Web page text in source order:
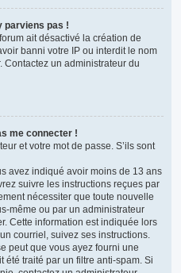
parviens pas !
ait désactivé la création de
banni votre IP ou interdit le nom
Contactez un administrateur du
me connecter !
et votre mot de passe. S’ils sont
avez indiqué avoir moins de 13 ans
suivre les instructions reçues par
nécessiter que toute nouvelle
même ou par un administrateur
Cette information est indiquée lors
courriel, suivez ses instructions.
peut que vous ayez fourni une
traité par un filtre anti-spam. Si